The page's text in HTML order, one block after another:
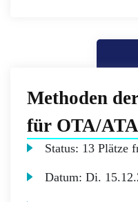
Methoden
für OTA/
Status: 13 Plätze
Datum:Di.